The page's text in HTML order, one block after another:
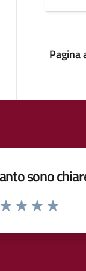
Pagina
sono
da 1 a 5 stelle la pagina